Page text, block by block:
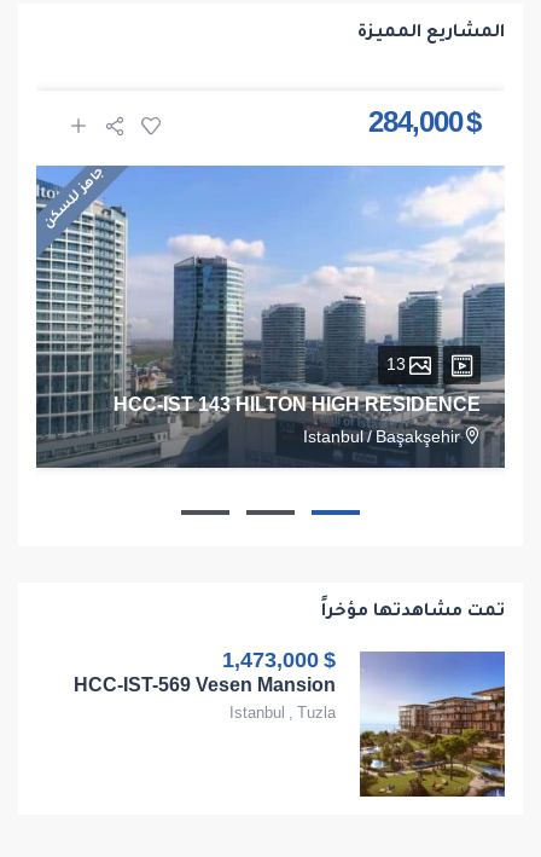
المشاريع المميزة
$ 284,000
جاهز للسكن
HCC-IST 143 HILTON HIGH RESIDENCE
Istanbul / Başakşehir
تمت مشاهدتها مؤخراً
$ 1,473,000
HCC-IST-569 Vesen Mansion
Istanbul , Tuzla